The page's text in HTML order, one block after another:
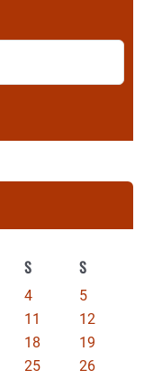
S S
4
5
11
12
18
19
25
26